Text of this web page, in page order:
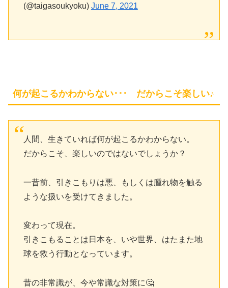
(@taigasoukyoku) June 7, 2021
何が起こるかわからない･･･ だからこそ楽しい♪
人間、生きていれば何が起こるかわからない。
だからこそ、楽しいのではないでしょうか？
一昔前、引きこもりは悪、もしくは腫れ物を触る
ような扱いを受けてきました。
変わって現在。
引きこもることは日本を、いや世界、はたまた地
球を救う行動となっています。
昔の非常識が、今や常識な対策に🤔